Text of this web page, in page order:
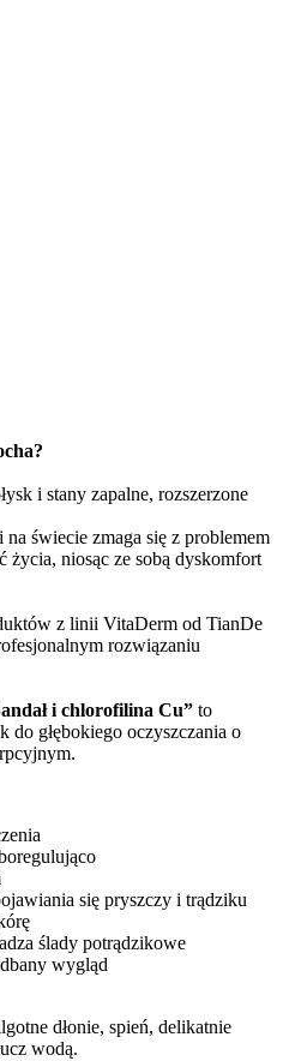
i stany zapalne, rozszerzone
świecie zmaga się z problemem
życia, niosąc ze sobą dyskomfort
z linii VitaDerm od TianDe
rozwiązaniu
i chlorofilina Cu” to
do głębokiego oczyszczania o
się pryszczy i trądziku
ślady potrądzikowe
wygląd
dłonie, spień, delikatnie
wodą.